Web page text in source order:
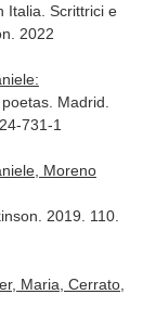
Italia. Scrittrici e
2022
Madrid.
731-1
Moreno
2019. 110.
Maria, Cerrato,